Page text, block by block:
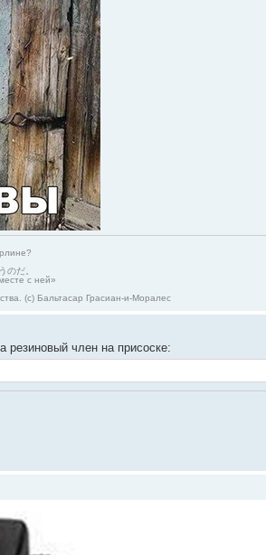
のだ。
с ней»
(с) Бальтасар Грасиан-и-Моралес
резиновый член на присоске: